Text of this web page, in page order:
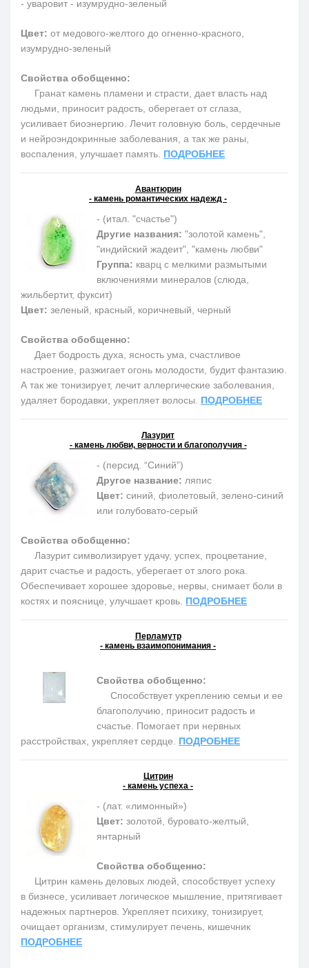
- уваровит - изумрудно-зеленый
Цвет: от медового-желтого до огненно-красного,
изумрудно-зеленый
Свойства обобщенно:
Гранат камень пламени и страсти, дает власть над
людьми, приносит радость, оберегает от сглаза,
усиливает биоэнергию. Лечит головную боль, сердечные
и нейроэндокринные заболевания, а так же раны,
воспаления, улучшает память. ПОДРОБНЕЕ
Авантюрин
- камень романтических надежд -
- (итал. "счастье")
Другие названия: "золотой камень",
"индийский жадеит", "камень любви"
Группа: кварц с мелкими размытыми
включениями минералов (слюда,
жильбертит, фуксит)
Цвет: зеленый, красный, коричневый, черный
Свойства обобщенно:
Дает бодрость духа, ясность ума, счастливое
настроение, разжигает огонь молодости, будит фантазию.
А так же тонизирует, лечит аллергические заболевания,
удаляет бородавки, укрепляет волосы. ПОДРОБНЕЕ
Лазурит
- камень любви, верности и благополучия -
- (персид. “Синий”)
Другое название: ляпис
Цвет: синий, фиолетовый, зелено-синий
или голубовато-серый
Свойства обобщенно:
Лазурит символизирует удачу, успех, процветание,
дарит счастье и радость, уберегает от злого рока.
Обеспечивает хорошее здоровье, нервы, снимает боли в
костях и пояснице, улучшает кровь. ПОДРОБНЕЕ
Перламутр
- камень взаимопонимания -
Свойства обобщенно:
Способствует укреплению семьи и ее
благополучию, приносит радость и
счастье. Помогает при нервных
расстройствах, укрепляет сердце. ПОДРОБНЕЕ
Цитрин
- камень успеха -
- (лат. «лимонный»)
Цвет: золотой, буровато-желтый,
янтарный
Свойства обобщенно:
Цитрин камень деловых людей, способствует успеху
в бизнесе, усиливает логическое мышление, притягивает
надежных партнеров. Укрепляет психику, тонизирует,
очищает организм, стимулирует печень, кишечник
ПОДРОБНЕЕ